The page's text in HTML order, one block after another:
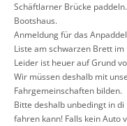
Schäftlarner Brücke
Bootshaus.
Anmeldung für das
Liste am schwarzen Brett im
Leider ist heuer auf Grund
Wir müssen deshalb mit
Fahrgemeinschaften bilden.
Bitte deshalb unbedingt in
fahren kann! Falls kein Auto